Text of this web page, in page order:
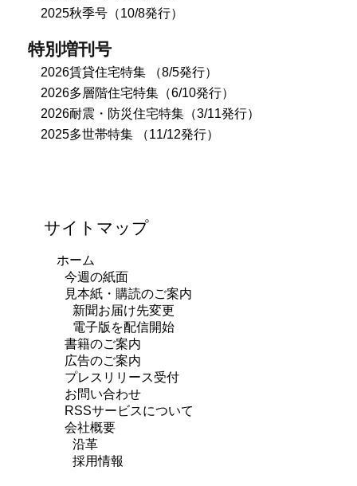
2025秋季号（10/8発行）
特別増刊号
2026賃貸住宅特集 （8/5発行）
2026多層階住宅特集（6/10発行）
2026耐震・防災住宅特集（3/11発行）
2025多世帯特集 （11/12発行）
サイトマップ
ホーム
今週の紙面
見本紙・購読のご案内
新聞お届け先変更
電子版を配信開始
書籍のご案内
広告のご案内
プレスリリース受付
お問い合わせ
RSSサービスについて
会社概要
沿革
採用情報